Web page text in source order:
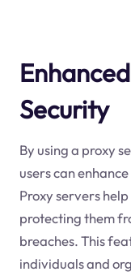
Security
By using a proxy
users can
Proxy servers
protecting them
breaches. This
individuals and